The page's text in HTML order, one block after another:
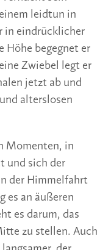
leidtun in
in eindrücklicher
Höhe begegnet er
Zwiebel legt er
jetzt ab und
alterslosen
Momenten, in
und sich der
der Himmelfahrt
es an äußeren
es darum, das
zu stellen. Auch